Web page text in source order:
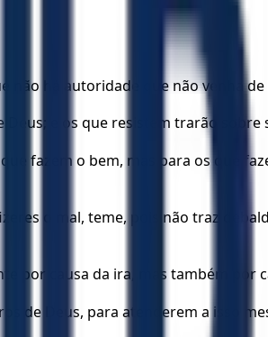
não há autoridade que não venha
e os que resistem trarão sobre
fazem o bem, mas para os que
o mal, teme, pois não traz
por causa da ira, mas também por
de Deus, para atenderem a isso